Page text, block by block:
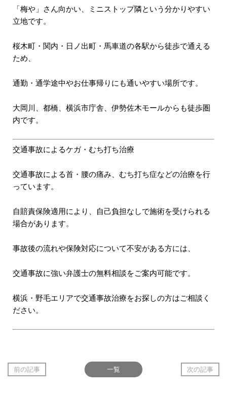
「梅や」さん向かい、ミニストップ隣という分かりやすい
立地です。
桜木町・関内・日ノ出町・馬車道の各駅から徒歩で通える
ため、
通勤・通学途中やお仕事帰りにも通いやすい場所です。
大岡川、都橋、横浜市庁舎、伊勢佐木モールからも徒歩圏
内です。
交通事故によるケガ・むち打ち治療
交通事故による首・腰の痛み、むち打ち症などの治療を行
っています。
自賠責保険適用により、自己負担なしで施術を受けられる
場合があります。
事故後の流れや保険対応について不安がある方には、
交通事故に強い弁護士の無料相談をご案内可能です。
横浜・野毛エリアで交通事故治療をお探しの方はご相談く
ださい。
前の記事 一覧 次の記事